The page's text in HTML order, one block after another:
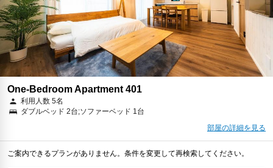
One-Bedroom Apartment 401
利用人数 5名
ダブルベッド 2台;ソファーベッド 1台
部屋の詳細を見る
ご案内できるプランがありません。条件を変更して再検索してください。